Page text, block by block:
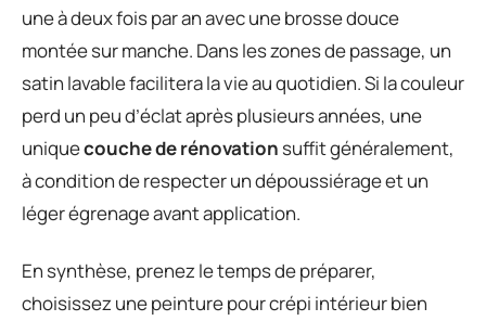
une à deux fois par an avec une brosse douce
montée sur manche. Dans les zones de passage, un
satin lavable facilitera la vie au quotidien. Si la couleur
perd un peu d’éclat après plusieurs années, une
uniquecouche de rénovation suffit généralement,
à condition de respecter un dépoussiérage et un
léger égrenage avant application.
En synthèse, prenez le temps de préparer,
choisissez une peinture pour crépi intérieur bien